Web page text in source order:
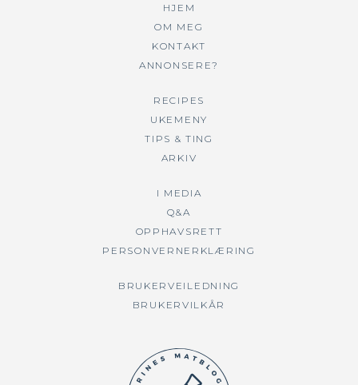
HJEM
OM MEG
KONTAKT
ANNONSERE?
RECIPES
UKEMENY
TIPS & TING
ARKIV
I MEDIA
Q&A
OPPHAVSRETT
PERSONVERNERKLÆRING
BRUKERVEILEDNING
BRUKERVILKÅR